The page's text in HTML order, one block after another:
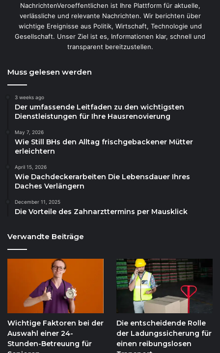
NachrichtenVeroeffentlichen ist Ihre Plattform für aktuelle,
verlässliche und relevante Nachrichten. Wir berichten über
wichtige Ereignisse aus Politik, Wirtschaft, Technologie und
Gesellschaft. Unser Ziel ist es, Informationen klar, schnell und
transparent bereitzustellen.
Muss gelesen werden
3 weeks ago
Der umfassende Leitfaden zu den wichtigsten
Dienstleistungen für Ihre Hausrenovierung
May 7, 2026
Wie Still BHs den Alltag frischgebackener Mütter
erleichtern
April 15, 2026
Wie Dachdeckerarbeiten Die Lebensdauer Ihres
Daches Verlängern
December 11, 2025
Die Vorteile des Zahnarzttermins per Mausklick
Verwandte Beiträge
Wichtige Faktoren bei der
Auswahl einer 24-
Stunden-Betreuung für
Die entscheidende Rolle
der Ladungssicherung für
einen reibungslosen